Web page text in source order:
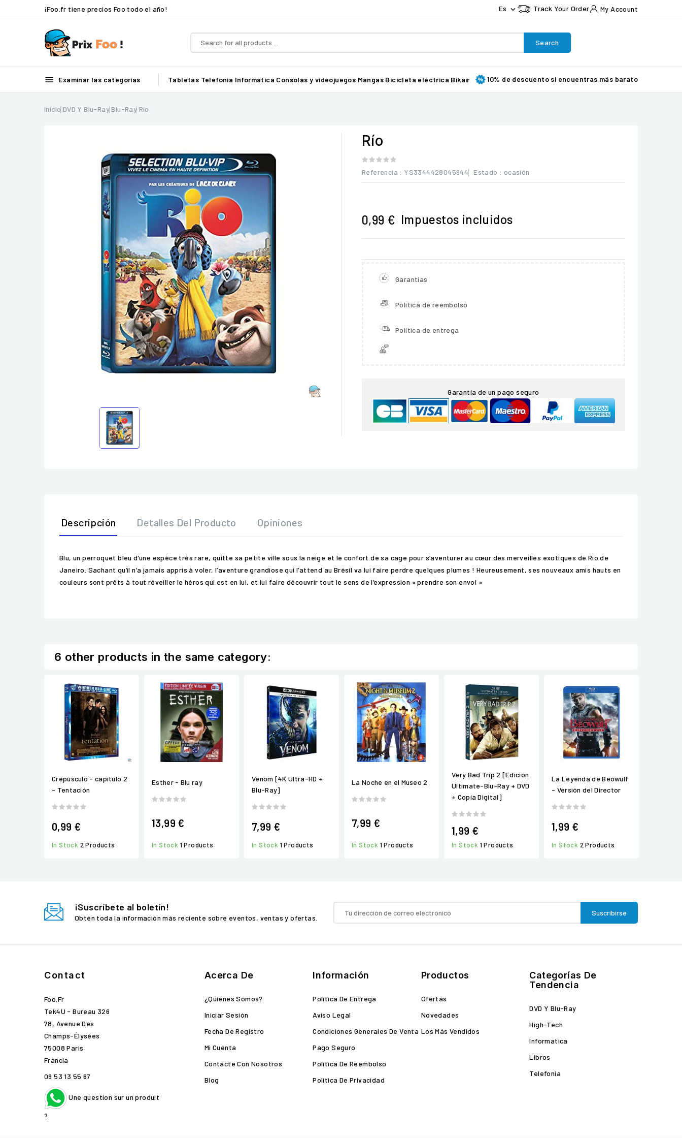
¡Foo.fr tiene precios Foo todo el año! Es  Track Your Order My Account
Search
 Examinar las categorías Tabletas Telefonía Informatica Consolas y videojuegos Mangas Bicicleta eléctrica Bikair 10% de descuento si encuentras más barato
Inicio DVD Y Blu-Ray Blu-Ray Río

Río
Referencia : YS3344428045944 Estado : ocasión
0,99 € Impuestos incluidos
Garantías
Política de reembolso
Política de entrega
Garantía de un pago seguro
Descripción Detalles Del Producto Opiniones
Blu, un perroquet bleu d’une espèce très rare, quitte sa petite ville sous la neige et le confort de sa cage pour s’aventurer au cœur des merveilles exotiques de Rio de
Janeiro. Sachant qu’il n’a jamais appris à voler, l’aventure grandiose qui l’attend au Brésil va lui faire perdre quelques plumes ! Heureusement, ses nouveaux amis hauts en
couleurs sont prêts à tout réveiller le héros qui est en lui, et lui faire découvrir tout le sens de l’expression « prendre son envol »
6 other products in the same category:
Crepúsculo - capítulo 2
- Tentación
0,99 €
In Stock 2 Products
Esther - Blu ray
13,99 €
In Stock 1 Products
Venom [4K Ultra-HD +
Blu-Ray]
7,99 €
In Stock 1 Products
La Noche en el Museo 2
7,99 €
In Stock 1 Products
Very Bad Trip 2 [Edición
Ultimate-Blu-Ray + DVD
+ Copia Digital]
1,99 €
In Stock 1 Products
La Leyenda de Beowulf
- Versión del Director
1,99 €
In Stock 2 Products
¡Suscríbete al boletín!
Obtén toda la información más reciente sobre eventos, ventas y ofertas.
Contact
Foo.fr
Tek4U - Bureau 326
78, Avenue Des
Champs-Élysées
75008 Paris
Francia
09 53 13 55 67
Une question sur un produit
?
Acerca De
¿Quiénes Somos?
Iniciar Sesión
Fecha De Registro
Mi Cuenta
Contacte Con Nosotros
Blog
Información
Política De Entrega
Aviso Legal
Condiciones Generales De Venta
Pago Seguro
Política De Reembolso
Política De Privacidad
Productos
Ofertas
Novedades
Los Más Vendidos
Categorías De
Tendencia
DVD Y Blu-Ray
High-Tech
Informatica
Libros
Telefonía